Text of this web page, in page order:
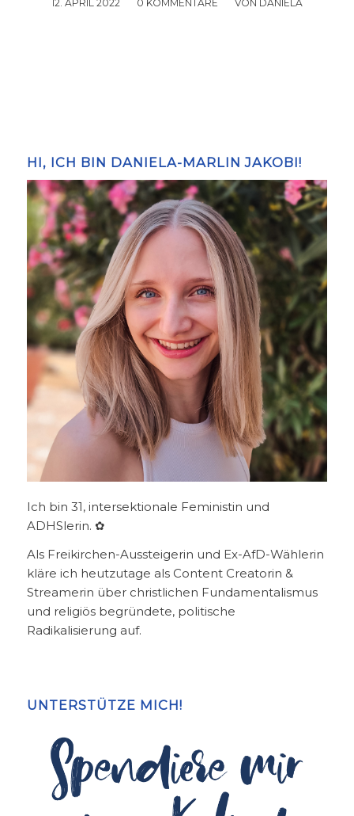
12. APRIL 2022
/ 0 KOMMENTARE
/ VON DANIELA
HI, ICH BIN DANIELA-MARLIN JAKOBI!
Ich bin 31, intersektionale Feministin und
ADHSlerin. ✿
Als Freikirchen-Aussteigerin und Ex-AfD-Wählerin
kläre ich heutzutage als Content Creatorin &
Streamerin über christlichen Fundamentalismus
und religiös begründete, politische
Radikalisierung auf.
UNTERSTÜTZE MICH!